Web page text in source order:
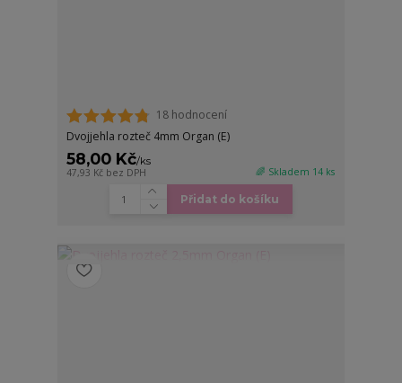
18 hodnocení
Dvojjehla rozteč 4mm Organ (E)
58,00 Kč/ks
47,93 Kč bez DPH 🌈 Skladem 14 ks
Přidat do košíku